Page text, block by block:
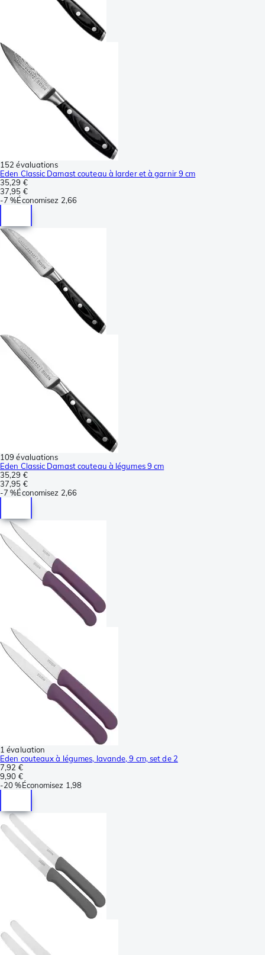
152 évaluations
Eden Classic Damast couteau à larder et à garnir 9 cm
35,29 €
37,95 €
-7 %Économisez 2,66
109 évaluations
Eden Classic Damast couteau à légumes 9 cm
35,29 €
37,95 €
-7 %Économisez 2,66
1 évaluation
Eden couteaux à légumes, lavande, 9 cm, set de 2
7,92 €
9,90 €
-20 %Économisez 1,98